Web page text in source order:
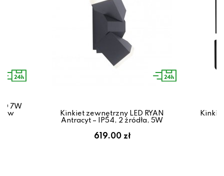
7W
Kinkiet zewnętrzny LED RYAN
Antracyt – IP54, 2 źródła, 5W
619.00 zł